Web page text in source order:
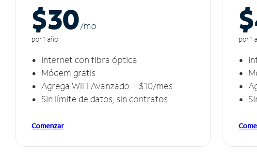
$30/mo
por 1 año
Internet con fibra óptica
Módem gratis
Agrega WiFi Avanzado + $10/mes
Sin límite de datos, sin contratos
Comenzar
por 1